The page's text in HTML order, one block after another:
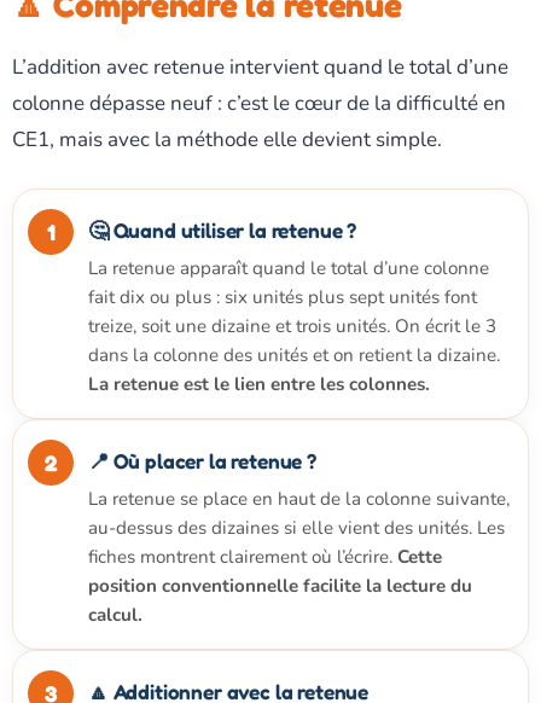
L’addition avec retenue intervient quand le total d’une
colonne dépasse neuf : c’est le cœur de la difficulté en
CE1, mais avec la méthode elle devient simple.
🤔 Quand utiliser la retenue ?
La retenue apparaît quand le total d’une colonne
fait dix ou plus : six unités plus sept unités font
treize, soit une dizaine et trois unités. On écrit le 3
dans la colonne des unités et on retient la dizaine.
La retenue est le lien entre les colonnes.
📍 Où placer la retenue ?
La retenue se place en haut de la colonne suivante,
au-dessus des dizaines si elle vient des unités. Les
fiches montrent clairement où l’écrire. Cette
position conventionnelle facilite la lecture du
calcul.
🔼 Additionner avec la retenue